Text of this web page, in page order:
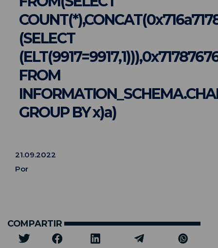
(SELECT
FROM
GROUP BY x)a)
21.09.2022
Por
COMPARTIR